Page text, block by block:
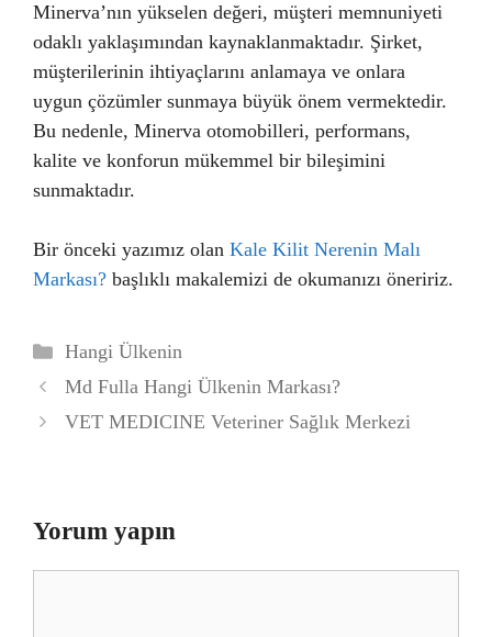
Minerva’nın yükselen değeri, müşteri memnuniyeti
odaklı yaklaşımından kaynaklanmaktadır. Şirket,
müşterilerinin ihtiyaçlarını anlamaya ve onlara
uygun çözümler sunmaya büyük önem vermektedir.
Bu nedenle, Minerva otomobilleri, performans,
kalite ve konforun mükemmel bir bileşimini
sunmaktadır.
Bir önceki yazımız olan Kale Kilit Nerenin Malı
Markası? başlıklı makalemizi de okumanızı öneririz.
Kategoriler
Hangi Ülkenin
Md Fulla Hangi Ülkenin Markası?
VET MEDICINE Veteriner Sağlık Merkezi
Yorum yapın